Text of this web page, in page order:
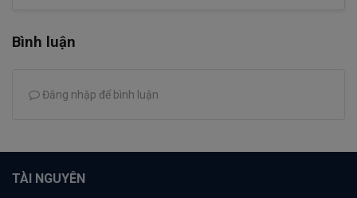
Bình luận
Đăng nhập để bình luận
TÀI NGUYÊN